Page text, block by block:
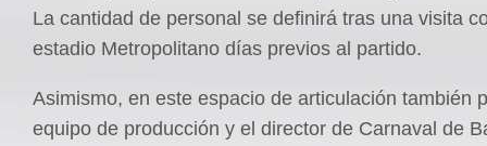
La cantidad de personal se definirá tras una visita
estadio Metropolitano días previos al partido.
Asimismo, en este espacio de articulación también
equipo de producción y el director de Carnaval de